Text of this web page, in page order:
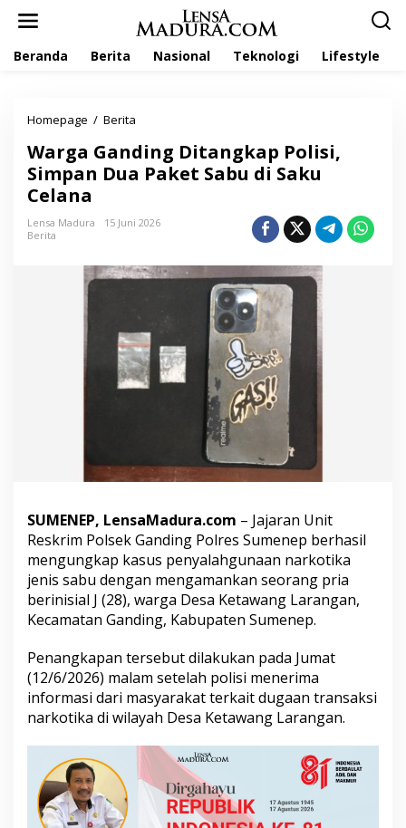
Beranda Berita Nasional Teknologi Lifestyle
Homepage / Berita
r
g
a
a
i
n
D
i
t
a
n
P
o
s
i
,
S
m
p
n
D
a
P
Warga Ganding Ditangkap Polisi,
Simpan Dua Paket Sabu di Saku
Celana
Lensa Madura
15 Juni 2026
Berita
SUMENEP, LensaMadura.com – Jajaran Unit
Reskrim Polsek Ganding Polres Sumenep berhasil
mengungkap kasus penyalahgunaan narkotika
jenis sabu dengan mengamankan seorang pria
berinisial J (28), warga Desa Ketawang Larangan,
Kecamatan Ganding, Kabupaten Sumenep.
Penangkapan tersebut dilakukan pada Jumat
(12/6/2026) malam setelah polisi menerima
informasi dari masyarakat terkait dugaan transaksi
narkotika di wilayah Desa Ketawang Larangan.